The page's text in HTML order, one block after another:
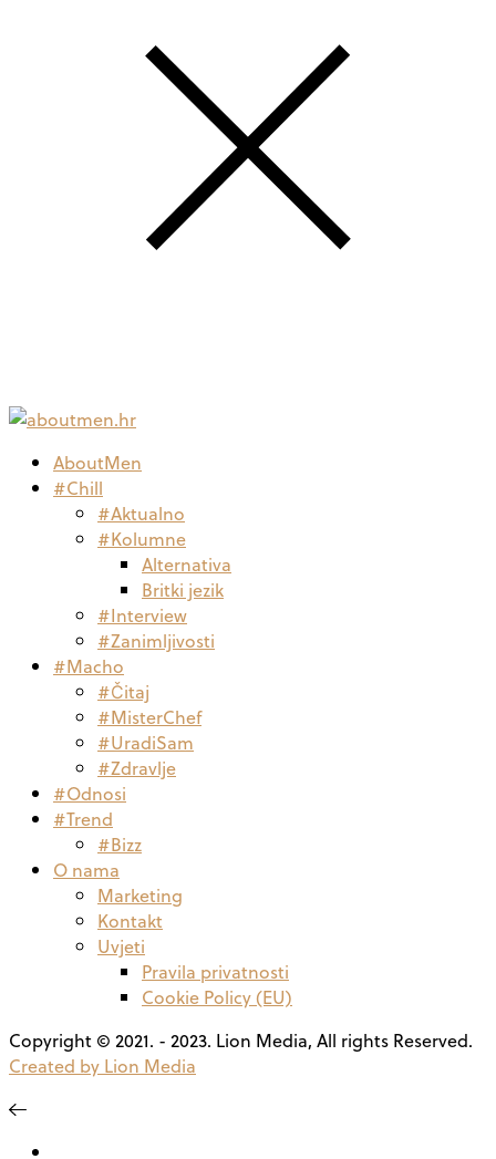
AboutMen
#Chill
#Aktualno
#Kolumne
Alternativa
Britki jezik
#Interview
#Zanimljivosti
#Macho
#Čitaj
#MisterChef
#UradiSam
#Zdravlje
#Odnosi
#Trend
#Bizz
O nama
Marketing
Kontakt
Uvjeti
Pravila privatnosti
Cookie Policy (EU)
Copyright © 2021. - 2023. Lion Media, All rights Reserved.
Created by Lion Media